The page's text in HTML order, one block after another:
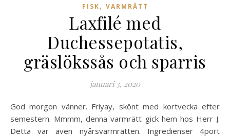
FISK, VARMRÄTT
Laxfilé med
Duchessepotatis,
gräslökssås och sparris
januari 3, 2020
God morgon vänner. Friyay, skönt med kortvecka efter
semestern. Mmmm, denna varmrätt gick hem hos Herr J.
Detta var även nyårsvarmrätten. Ingredienser 4port